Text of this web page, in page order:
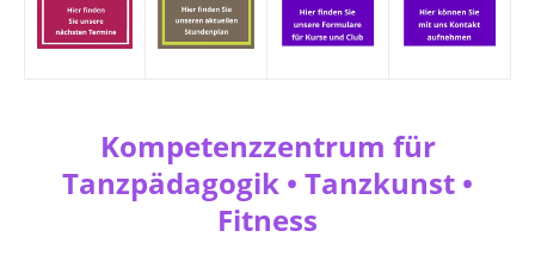
Kompetenzzentrum für
Tanzpädagogik • Tanzkunst •
Fitness